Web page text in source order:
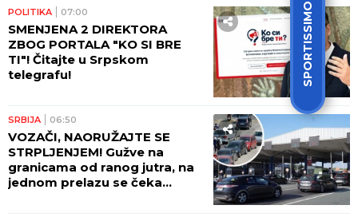
SPORTISSIMO
POLITIKA 07:00
SMENJENA 2 DIREKTORA
ZBOG PORTALA "KO SI BRE
TI"! Čitajte u Srpskom
telegrafu!
SRBIJA 06:50
VOZAČI, NAORUŽAJTE SE
STRPLJENJEM! Gužve na
granicama od ranog jutra, na
jednom prelazu se čeka